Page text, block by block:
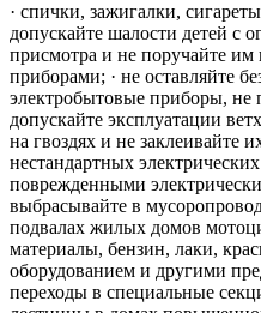
· спички, зажигалки,
допускайте шалости детей с
присмотра и не поручайте
приборами; · не оставляйте
электробытовые приборы, не
допускайте эксплуатации
на гвоздях и не заклеивайте
нестандартных
поврежденными
выбрасывайте в
подвалах жилых домов
материалы, бензин, лаки,
оборудованием и другими
переходы в специальные